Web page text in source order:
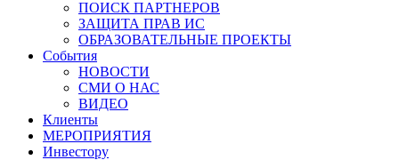
ПОИСК ПАРТНЕРОВ
ЗАЩИТА ПРАВ ИС
ОБРАЗОВАТЕЛЬНЫЕ ПРОЕКТЫ
События
НОВОСТИ
СМИ О НАС
ВИДЕО
Клиенты
МЕРОПРИЯТИЯ
Инвестору